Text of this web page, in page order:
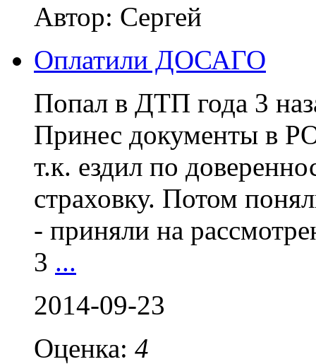
Автор: Сергей
Оплатили ДОСАГО
Попал в ДТП года 3
Принес документы в
т.к. ездил по
страховку. Потом
- приняли на
3 ...
2014-09-23
Оценка: 4